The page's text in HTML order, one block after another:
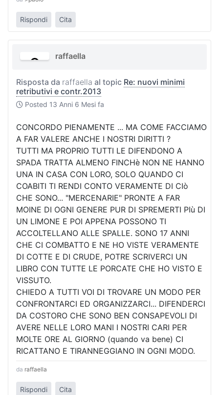
Rispondi Cita
raffaella
Risposta da raffaella al topic Re: nuovi minimi
retributivi e contr.2013
Posted 13 Anni 6 Mesi fa
CONCORDO PIENAMENTE ... MA COME FACCIAMO
A FAR VALERE ANCHE I NOSTRI DIRITTI ?
TUTTI MA PROPRIO TUTTI LE DIFENDONO A
SPADA TRATTA ALMENO FINCHè NON NE HANNO
UNA IN CASA CON LORO, SOLO QUANDO CI
COABITI TI RENDI CONTO VERAMENTE DI CIò
CHE SONO... "MERCENARIE" PRONTE A FAR
MOINE DI OGNI GENERE PUR DI SPREMERTI PIù DI
UN LIMONE E POI APPENA POSSONO TI
ACCOLTELLANO ALLE SPALLE. SONO 17 ANNI
CHE CI COMBATTO E NE HO VISTE VERAMENTE
DI COTTE E DI CRUDE, POTRE SCRIVERCI UN
LIBRO CON TUTTE LE PORCATE CHE HO VISTO E
VISSUTO.
CHIEDO A TUTTI VOI DI TROVARE UN MODO PER
CONFRONTARCI ED ORGANIZZARCI... DIFENDERCI
DA COSTORO CHE SONO BEN CONSAPEVOLI DI
AVERE NELLE LORO MANI I NOSTRI CARI PER
MOLTE ORE AL GIORNO (quando va bene) CI
RICATTANO E TIRANNEGGIANO IN OGNI MODO.
da raffaella
Rispondi Cita